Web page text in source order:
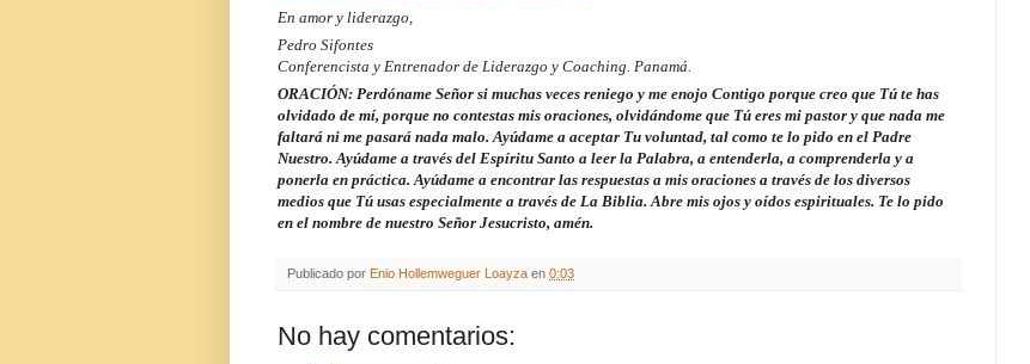
En amor y liderazgo,
Pedro Sifontes
Conferencista y Entrenador de Liderazgo y Coaching. Panamá.
ORACIÓN: Perdóname Señor si muchas veces reniego y me enojo Contigo porque creo que Tú te has
olvidado de mí, porque no contestas mis oraciones, olvidándome que Tú eres mi pastor y que nada me
faltará ni me pasará nada malo. Ayúdame a aceptar Tu voluntad, tal como te lo pido en el Padre
Nuestro. Ayúdame a través del Espíritu Santo a leer la Palabra, a entenderla, a comprenderla y a
ponerla en práctica. Ayúdame a encontrar las respuestas a mis oraciones a través de los diversos
medios que Tú usas especialmente a través de La Biblia. Abre mis ojos y oídos espirituales. Te lo pido
en el nombre de nuestro Señor Jesucristo, amén.
Publicado por Enio Hollemweguer Loayza en 0:03
No hay comentarios: